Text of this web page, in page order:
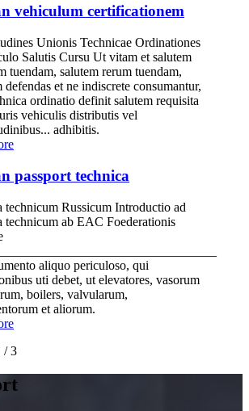
vehiculum certificationem
Unionis Technicae Ordinationes
Salutis Cursu Ut vitam et salutem
tuendam, salutem rerum tuendam,
defendas et ne indiscrete consumantur,
ordinatio definit salutem requisita
vehiculis distributis vel
adhibitis.
passport technica
technicum Russicum Introductio ad
technicum ab EAC Foederationis
aliquo periculoso, qui
uti debet, ut elevatores, vasorum
boilers, valvularum,
et aliorum.
/ 3